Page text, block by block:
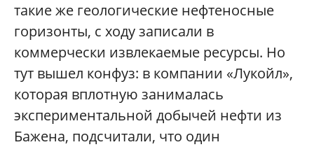
такие же геологические нефтеносные
горизонты, с ходу записали в
коммерчески извлекаемые ресурсы. Но
тут вышел конфуз: в компании «Лукойл»,
которая вплотную занималась
экспериментальной добычей нефти из
Бажена, подсчитали, что один